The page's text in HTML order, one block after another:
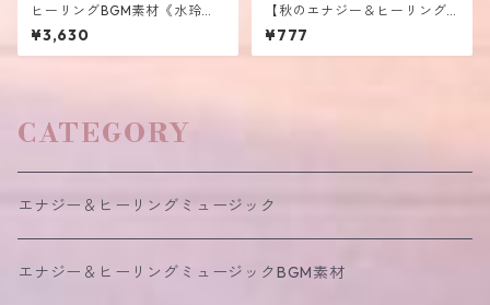
ヒーリングBGM素材《水玲
花》SUIREIKA商用利用OK｜
スピリチュアルな時間に、静
けさと調和を。
¥3,630
【秋のエナジー＆ヒーリング
ミュージック】≪朱祀り月≫A
KE MATSURI TSUKI
¥777
CATEGORY
エナジー＆ヒーリングミュージック
エナジー＆ヒーリングミュージックBGM素材